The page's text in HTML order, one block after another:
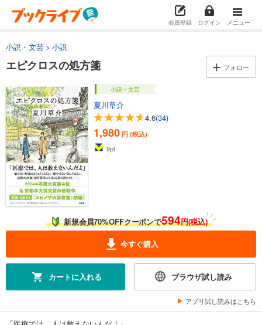
会員登録 ログイン メニュー
小説・文芸 小説
エピクロスの処方箋 フォロー
小説・文芸
夏川草介
4.6(34)
1,980 円 (税込)
9pt
新規会員70%OFFクーポンで594円(税込)
今すぐ購入
カートに入れる ブラウザ試し読み
アプリ試し読みはこちら